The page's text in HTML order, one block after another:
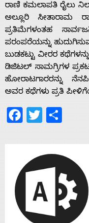
Us
Advertise
With
s
Contact
Us
ರಾಣಿ ಕಮಲಾಪತಿ ರೈಲು
ಅಲ್ಲೂರಿ ಸೀತಾರಾಮ
ಪ್ರತಿಮೆಗಳಂತಹ
ಪರಂಪರೆಯನ್ನು
ಬುಡಕಟ್ಟು ವೀರರ
ಡಿಜಿಟಲ್ ಸಾಮಗ್ರಿಗಳ
ಹೋರಾಟಗಾರರನ್ನು
ಅವರ ಕಥೆಗಳು ಪ್ರತಿ
Facebook
Twitter